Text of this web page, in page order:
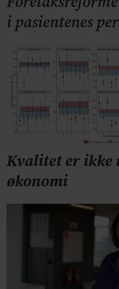
i pasientenes
Kvalitet er ikke
økonomi